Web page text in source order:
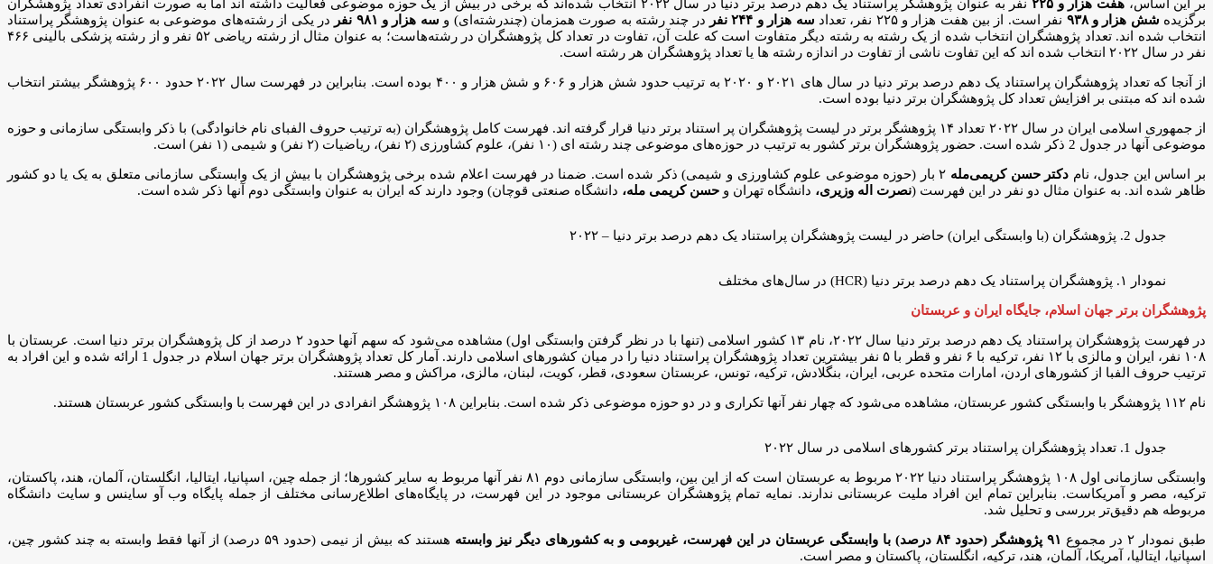
بر این اساس، هفت هزار و ۲۲۵
نفر به عنوان پژوهشگر پراستناد یک دهم درصد برتر دنیا در سال ۲۰۲۲ انتخاب شده‌اند که برخی در بیش از یک حوزه موضوعی فعالیت داشته اند اما به صورت انفرادی تعداد پژوهشگران
برگزیده شش هزار و ۹۳۸ نفر است. از بین هفت هزار و ۲۲۵ نفر، تعداد سه هزار و ۲۴۴ نفر در چند رشته به صورت همزمان (چندرشته‌ای) و سه هزار و ۹۸۱ نفر
در یکی از رشته‌های موضوعی به عنوان پژوهشگر پراستناد
انتخاب شده اند. تعداد پژوهشگران انتخاب شده از یک رشته به رشته دیگر متفاوت است که علت آن، تفاوت در تعداد کل پژوهشگران در رشته‌هاست؛ به عنوان مثال از رشته ریاضی ۵۲ نفر و از رشته پزشکی بالینی ۴۶۶
نفر در سال ۲۰۲۲ انتخاب شده اند که این تفاوت ناشی از تفاوت در اندازه رشته ها یا تعداد پژوهشگران هر رشته است.
از آنجا که تعداد پژوهشگران پراستناد یک دهم درصد برتر دنیا در سال های ۲۰۲۱ و ۲۰۲۰ به ترتیب حدود شش هزار و ۶۰۶ و شش هزار و ۴۰۰ بوده است. بنابراین در فهرست سال ۲۰۲۲ حدود ۶۰۰ پژوهشگر بیشتر انتخاب
شده اند که مبتنی بر افزایش تعداد کل پژوهشگران برتر دنیا بوده است.
از جمهوری اسلامی ایران در سال ۲۰۲۲ تعداد ۱۴ پژوهشگر برتر در لیست پژوهشگران پر استناد برتر دنیا قرار گرفته ‌اند. فهرست کامل پژوهشگران (به ترتیب حروف الفبای نام خانوادگی) با ذکر وابستگی سازمانی و حوزه
موضوعی آنها در جدول 2 ذکر شده است. حضور پژوهشگران برتر کشور به ترتیب در حوزه‌های موضوعی چند رشته ای (۱۰ نفر)، علوم کشاورزی (۲ نفر)، ریاضیات (۲ نفر) و شیمی (۱ نفر) است.
بر اساس این جدول، نام دکتر حسن کریمی‌مله
۲ بار (حوزه موضوعی علوم کشاورزی و شیمی) ذکر شده است. ضمنا در فهرست اعلام شده برخی پژوهشگران با بیش از یک وابستگی سازمانی متعلق به یک یا دو کشور
ظاهر شده اند. به عنوان مثال دو نفر در این فهرست (نصرت اله وزیری، دانشگاه تهران و حسن کریمی مله، دانشگاه صنعتی قوچان) وجود دارند که ایران به عنوان وابستگی دوم آنها ذکر شده است.
جدول 2. پژوهشگران (با وابستگی ایران) حاضر در لیست پژوهشگران پراستناد یک دهم درصد برتر دنیا – ۲۰۲۲
نمودار ۱. پژوهشگران پراستناد یک دهم درصد برتر دنیا (HCR) در سال‌های مختلف
پژوهشگران برتر جهان اسلام، جایگاه ایران و عربستان
در فهرست پژوهشگران پراستناد یک دهم درصد برتر دنیا سال ۲۰۲۲، نام ۱۳ کشور اسلامی (تنها با در نظر گرفتن وابستگی اول) مشاهده می‌شود که سهم آنها حدود ۲ درصد از کل پژوهشگران برتر دنیا است. عربستان با
۱۰۸ نفر، ایران و مالزی با ۱۲ نفر، ترکیه با ۶ نفر و قطر با ۵ نفر بیشترین تعداد پژوهشگران پراستناد دنیا را در میان کشورهای اسلامی دارند. آمار کل تعداد پژوهشگران برتر جهان اسلام در جدول 1 ارائه شده و این افراد به
ترتیب حروف الفبا از کشورهای اردن، امارات متحده عربی، ایران، بنگلادش، ترکیه، تونس، عربستان سعودی، قطر، کویت، لبنان، مالزی، مراکش و مصر هستند.
نام ۱۱۲ پژوهشگر با وابستگی کشور عربستان، مشاهده می‌شود که چهار نفر آنها تکراری و در دو حوزه موضوعی ذکر شده است. بنابراین ۱۰۸ پژوهشگر انفرادی در این فهرست با وابستگی کشور عربستان هستند.
جدول 1. تعداد پژوهشگران پراستناد برتر کشورهای اسلامی در سال ۲۰۲۲
وابستگی سازمانی اول ۱۰۸ پژوهشگر پراستناد دنیا ۲۰۲۲ مربوط به عربستان است که از این بین، وابستگی سازمانی دوم ۸۱ نفر آنها مربوط به سایر کشورها؛ از جمله چین، اسپانیا، ایتالیا، انگلستان، آلمان، هند، پاکستان،
ترکیه، مصر و آمریکاست. بنابراین تمام این افراد ملیت عربستانی ندارند. نمایه تمام پژوهشگران عربستانی موجود در این فهرست، در پایگاه‌های اطلاع‌رسانی مختلف از جمله پایگاه وب آو ساینس و سایت دانشگاه
مربوطه هم دقیق‌تر بررسی و تحلیل شد.
طبق نمودار ۲ در مجموع
هستند که بیش از نیمی (حدود ۵۹ درصد) از آنها فقط وابسته به چند کشور چین،
اسپانیا، ایتالیا، آمریکا، آلمان، هند، ترکیه، انگلستان، پاکستان و مصر است.